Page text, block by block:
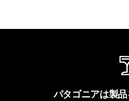
パタゴニアは製品